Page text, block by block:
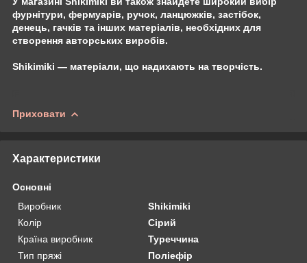
фурнітури, фермуарів, ручок, ланцюжків, застібок,
денець, гачків та інших матеріалів, необхідних для
створення авторських виробів.
Shikimiki — матеріали, що надихають на творчість.
Приховати
Характеристики
Основні
Виробник
Shikimiki
Колір
Сірий
Країна виробник
Туреччина
Тип пряжі
Поліефір